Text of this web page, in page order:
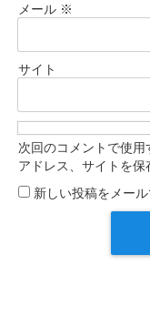
メール ※
サイト
次回のコメントで使
アドレス、サイトを保
新しい投稿をメー